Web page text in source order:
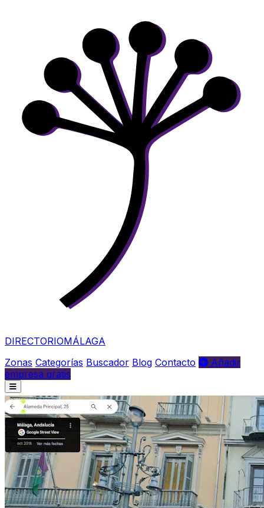
DIRECTORIOMÁLAGA
Zonas Categorías Buscador Blog Contacto
Añadir
empresa gratis